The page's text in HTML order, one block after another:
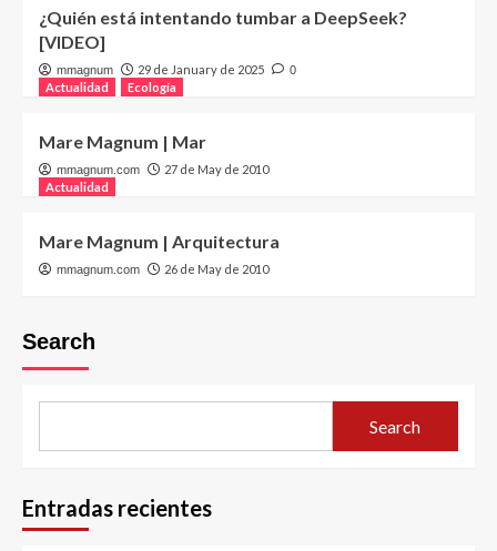
¿Quién está intentando tumbar a DeepSeek?
[VIDEO]
mmagnum 29 de January de 2025 0
Actualidad Ecología
Mare Magnum | Mar
mmagnum.com
27 de May de 2010
Actualidad
Mare Magnum | Arquitectura
mmagnum.com 26 de May de 2010
Search
Search
Entradas recientes